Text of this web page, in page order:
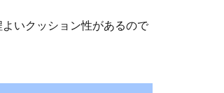
いクッション性があるので